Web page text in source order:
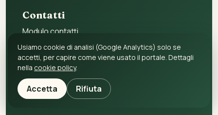
Contatti
Modulo contatti
Per gli enti
Per i fornitori
Privacy policy
Cookie policy
Usiamo cookie di analisi (Google Analytics) solo se
accetti, per capire come viene usato il portale. Dettagli
nella cookie policy.
Accetta Rifiuta